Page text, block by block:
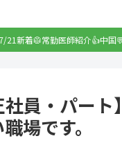
21新着🥼常勤医師紹介👍中国
員・パー
場です。